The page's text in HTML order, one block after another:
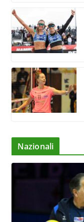
Nazionali